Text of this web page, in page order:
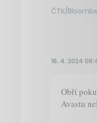
ČTK/
16. 4. 2024
Obří
Avastu